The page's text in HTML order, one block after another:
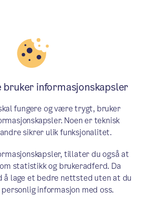
Oslo kommune
utnevnt Sølve Monica
kommunaldirektør i
for finans.
Eli Vorkinn i
bruker informasjonskapsler
fungere og være trygt, bruker
Noen er teknisk
sikrer ulik funksjonalitet.
tillater du også at
statistikk og brukeradferd. Da
å lage et bedre nettsted uten at du
informasjon med oss.